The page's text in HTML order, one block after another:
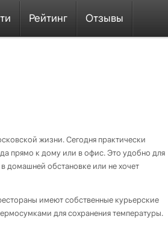
Рейтинг Отзывы
жизни. Сегодня практически
прямо к дому или в офис. Это удобно для
домашней обстановке или не хочет
имеют собственные курьерские
для сохранения температуры.